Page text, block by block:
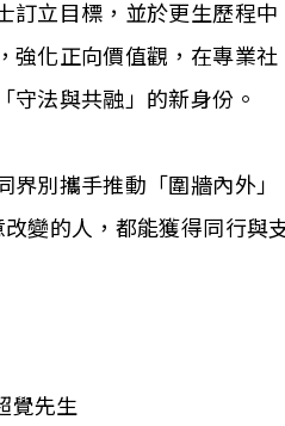
訂立目標，並於更生歷程中
強化正向價值觀，在專業社
守法與共融」的新身份。
界別攜手推動「圍牆內外」
變的人，都能獲得同行與
覺先生